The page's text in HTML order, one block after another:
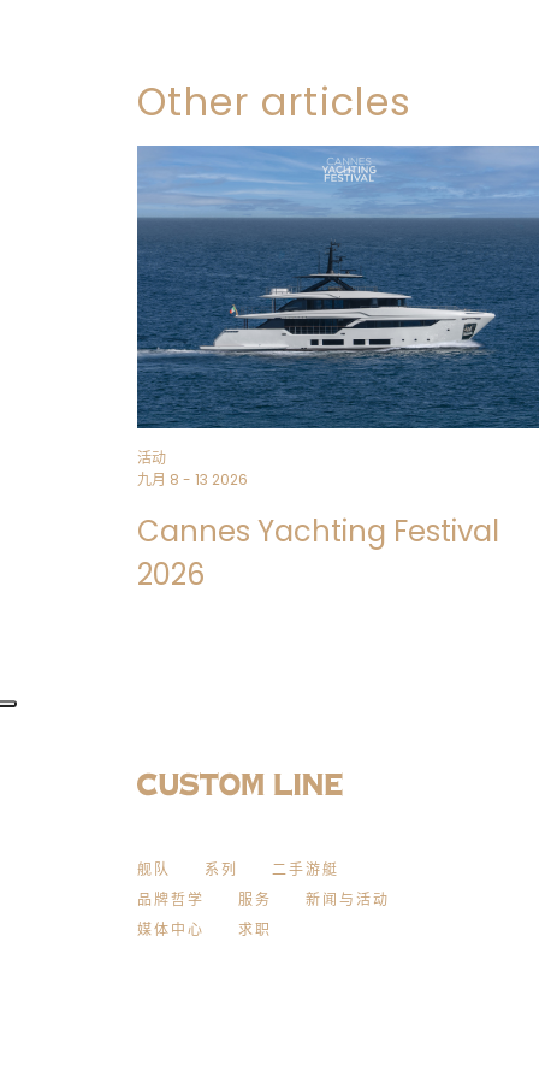
Other articles
活动
九月 8 - 13 2026
Cannes Yachting Festival
2026
舰队 系列
二手游艇
品牌哲学
服务
新闻与活动
媒体中心
求职